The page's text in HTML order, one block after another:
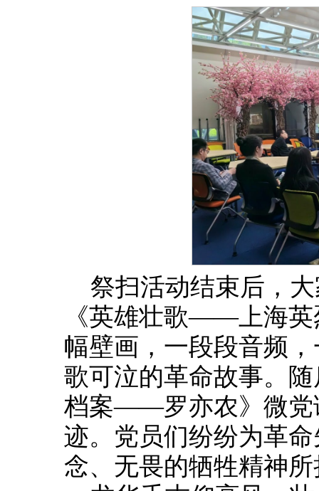
祭扫活动结束后，
《英雄壮歌——上海英
幅壁画，一段段音频
歌可泣的革命故事。
档案——罗亦农》微党
迹。党员们纷纷为革
念、无畏的牺牲精神